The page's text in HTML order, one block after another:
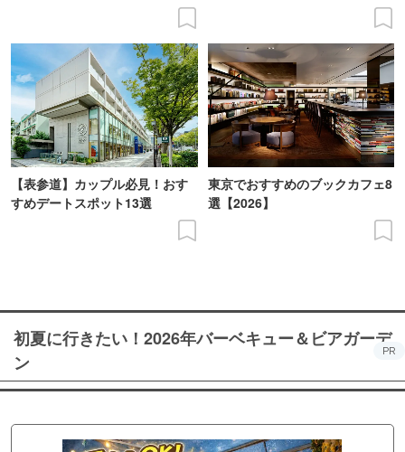
【表参道】カップル必見！おす
すめデートスポット13選
東京でおすすめのブックカフェ8
選【2026】
初夏に行きたい！2026年バーベキュー＆ビアガーデ
ン
PR